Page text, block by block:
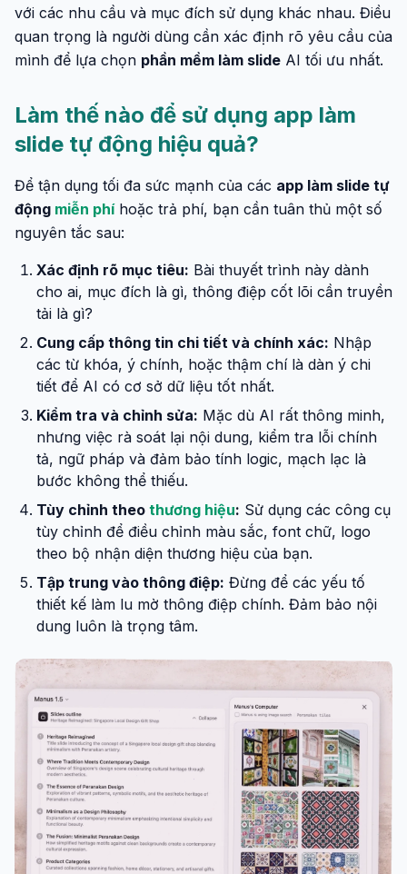
với các nhu cầu và mục đích sử dụng khác nhau. Điều
quan trọng là người dùng cần xác định rõ yêu cầu của
mình để lựa chọn phần mềm làm slide AI tối ưu nhất.
Làm thế nào để sử dụng app làm
slide tự động hiệu quả?
Để tận dụng tối đa sức mạnh của các app làm slide tự
động miễn phíhoặc trả phí, bạn cần tuân thủ một số
nguyên tắc sau:
Xác định rõ mục tiêu: Bài thuyết trình này dành
cho ai, mục đích là gì, thông điệp cốt lõi cần truyền
tải là gì?
Cung cấp thông tin chi tiết và chính xác: Nhập
các từ khóa, ý chính, hoặc thậm chí là dàn ý chi
tiết để AI có cơ sở dữ liệu tốt nhất.
Kiểm tra và chỉnh sửa: Mặc dù AI rất thông minh,
nhưng việc rà soát lại nội dung, kiểm tra lỗi chính
tả, ngữ pháp và đảm bảo tính logic, mạch lạc là
bước không thể thiếu.
Tùy chỉnh theo thương hiệu: Sử dụng các công cụ
tùy chỉnh để điều chỉnh màu sắc, font chữ, logo
theo bộ nhận diện thương hiệu của bạn.
Tập trung vào thông điệp: Đừng để các yếu tố
thiết kế làm lu mờ thông điệp chính. Đảm bảo nội
dung luôn là trọng tâm.